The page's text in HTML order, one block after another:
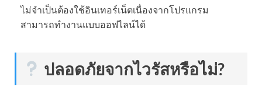
ไม่จำเป็นต้องใช้อินเทอร์เน็ตเนื่องจากโปรแกรม
สามารถทำงานแบบออฟไลน์ได้
ปลอดภัยจากไวรัสหรือไม่?